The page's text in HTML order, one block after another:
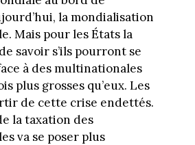
la mondialisation
Mais pour les États la
savoir s’ils pourront se
à des multinationales
plus grosses qu’eux. Les
de cette crise endettés.
la taxation des
va se poser plus